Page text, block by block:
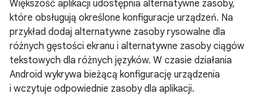
Większość aplikacji udostępnia alternatywne zasoby,
które obsługują określone konfiguracje urządzeń. Na
przykład dodaj alternatywne zasoby rysowalne dla
różnych gęstości ekranu i alternatywne zasoby ciągów
tekstowych dla różnych języków. W czasie działania
Android wykrywa bieżącą konfigurację urządzenia
i wczytuje odpowiednie zasoby dla aplikacji.